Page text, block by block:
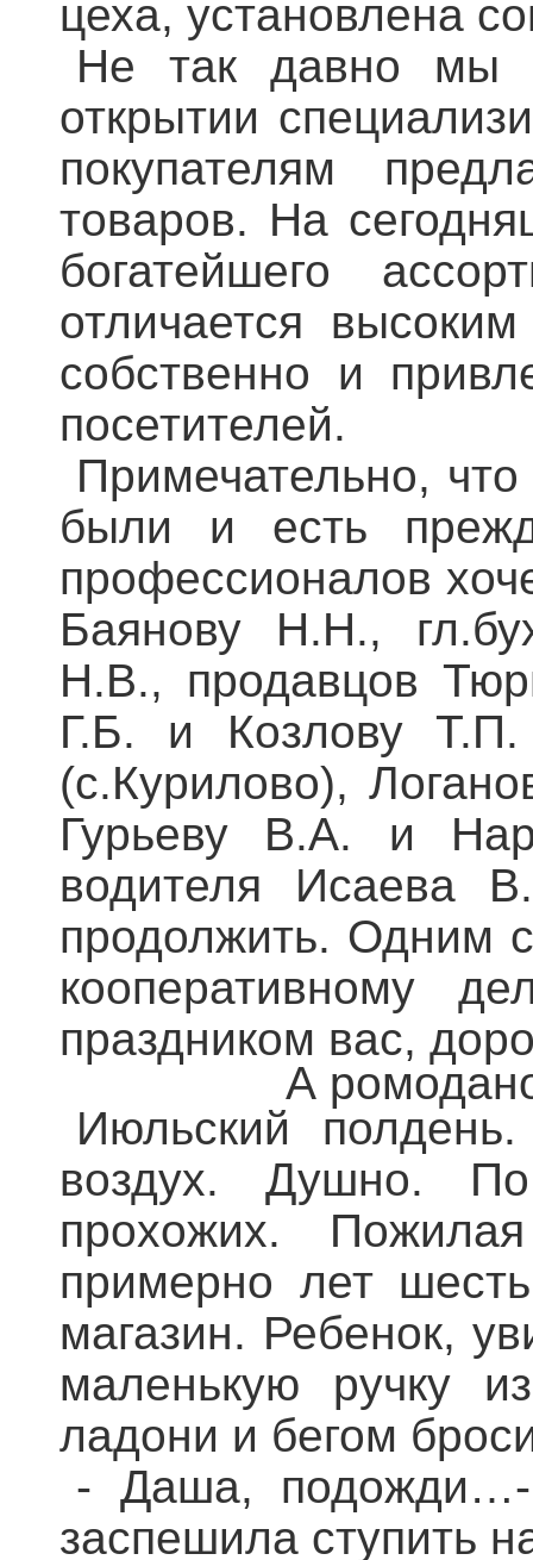
цеха, установлена
Не так давно мы
открытии
покупателям
товаров. На
богатейшего
отличается
собственно и
посетителей.
Примечательно,
были и есть
профессионалов
Баянову Н.Н.,
Н.В., продавцов
Г.Б. и Козлову
(с.Курилово),
Гурьеву В.А. и
водителя Исаева
продолжить. Одним
кооперативному
праздником вас,
А
Июльский
воздух. Душно.
прохожих.
примерно лет
магазин. Ребенок,
маленькую ручку
ладони и бегом
- Даша, подожди…-
заспешила ступить